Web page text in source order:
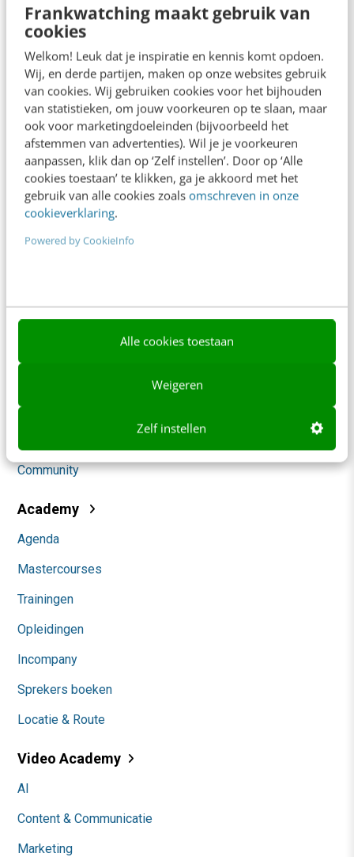
Frankwatching maakt gebruik van
cookies
Welkom! Leuk dat je inspiratie en kennis komt opdoen.
Wij, en derde partijen, maken op onze websites gebruik
van cookies. Wij gebruiken cookies voor het bijhouden
van statistieken, om jouw voorkeuren op te slaan, maar
ook voor marketingdoeleinden (bijvoorbeeld het
afstemmen van advertenties). Wil je je voorkeuren
aanpassen, klik dan op ‘Zelf instellen’. Door op ‘Alle
cookies toestaan’ te klikken, ga je akkoord met het
gebruik van alle cookies zoals omschreven in onze
cookieverklaring.
Powered by CookieInfo
Alle cookies toestaan
Weigeren
Zelf instellen
Frankwatching
Adverteren
Contact
Nieuwsbrieven
Over ons
Ons team
Werken bij
Whitepapers
Content & Communicatie
Social
Community
Academy
Agenda
Mastercourses
Trainingen
Opleidingen
Incompany
Sprekers boeken
Locatie & Route
Video Academy
AI
Content & Communicatie
Marketing